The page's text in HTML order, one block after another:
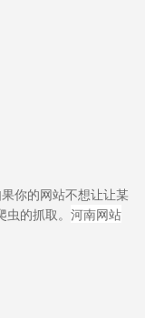
你的网站不想让让某
的抓取。 河南网站